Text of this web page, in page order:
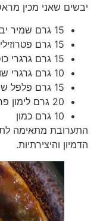
יבשים שאני מכין
15 גרם שמיר יבש
15 גרם פטרוזיליה
15 גרם גרגרי כוסברה
10 גרם גרגרי שום
15 גרם פלפל שחור
20 גרם לימון פרסי טחון
10 גרם כמון
התערובת מתאימה
הדמיון והיצירתיות.